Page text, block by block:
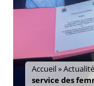
Accueil»
service des